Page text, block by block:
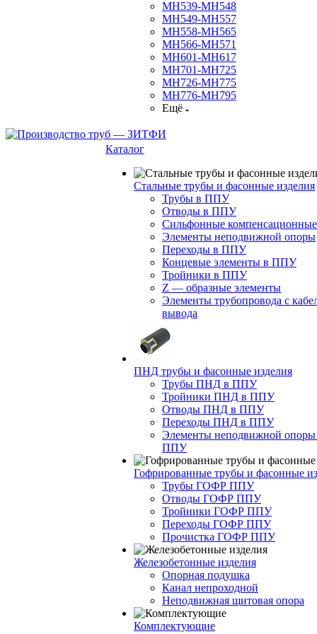
МН539-МН548
МН549-МН557
МН558-МН565
МН566-МН571
МН601-МН617
МН701-МН725
МН726-МН775
МН776-МН795
Ещё
Каталог
Стальные трубы и фасонные изделия
Трубы в ППУ
Отводы в ППУ
Сильфонные
Элементы неподвижной опоры
Переходы в ППУ
Концевые элементы в ППУ
Тройники в ППУ
Z — образные элементы
Элементы трубопровода с
вывода
ПНД трубы и фасонные изделия
Трубы ПНД в ППУ
Тройники ПНД в ППУ
Отводы ПНД в ППУ
Переходы ПНД в ППУ
Элементы неподвижной
ППУ
Гофрированные трубы и фасонные
Трубы ГОФР ППУ
Отводы ГОФР ППУ
Тройники ГОФР ППУ
Переходы ГОФР ППУ
Прочистка ГОФР ППУ
Железобетонные изделия
Опорная подушка
Канал непроходной
Неподвижная щитовая опора
Комплектующие